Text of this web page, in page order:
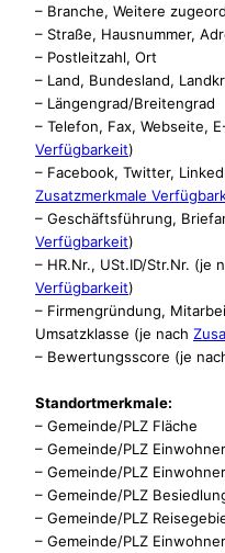
– Branche, Weitere
– Straße, Hausnummer,
– Postleitzahl, Ort
– Land, Bundesland,
– Längengrad/Breitengrad
– Telefon, Fax, Webseite,
Verfügbarkeit)
– Facebook, Twitter,
Zusatzmerkmale
– Geschäftsführung,
Verfügbarkeit)
– HR.Nr., USt.ID/Str.Nr. (je
Verfügbarkeit)
– Firmengründung,
Umsatzklasse (je nach
– Bewertungsscore (je
Standortmerkmale:
– Gemeinde/PLZ Fläche
– Gemeinde/PLZ Einwohner
– Gemeinde/PLZ
– Gemeinde/PLZ
– Gemeinde/PLZ
– Gemeinde/PLZ